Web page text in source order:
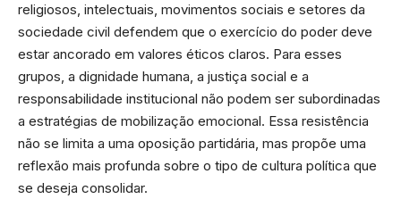
religiosos, intelectuais, movimentos sociais e setores da
sociedade civil defendem que o exercício do poder deve
estar ancorado em valores éticos claros. Para esses
grupos, a dignidade humana, a justiça social e a
responsabilidade institucional não podem ser subordinadas
a estratégias de mobilização emocional. Essa resistência
não se limita a uma oposição partidária, mas propõe uma
reflexão mais profunda sobre o tipo de cultura política que
se deseja consolidar.